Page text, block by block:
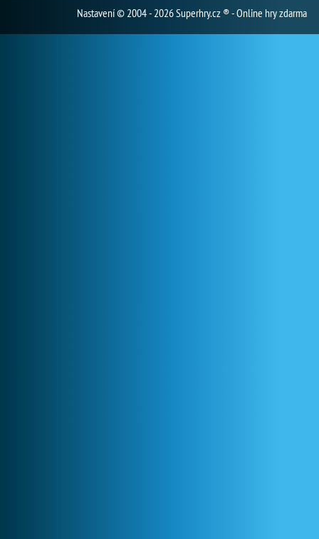
Nastavení© 2004 - 2026 Superhry.cz ® - Online hry zdarma